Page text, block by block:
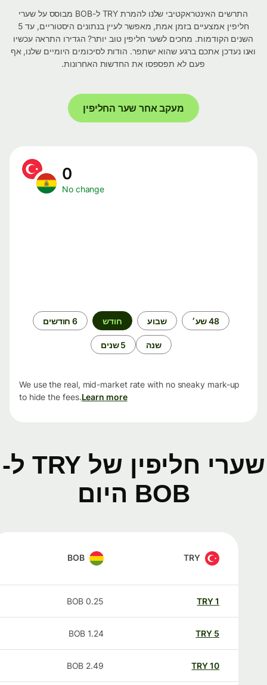
התרשים האינטראקטיבי שלנו להמרת TRY ל-BOB מבוסס על שערי
חליפין אמצעיים בזמן אמת, מאפשר לעיין בנתונים היסטוריים, עד 5
השנים הקודמות. מחכים לשער חליפין טוב יותר? הגדירו התראה עכשיו
ואנו נעדכן אתכם ברגע שהוא ישתפר. הודות לסיכומים היומיים שלנו, אף
פעם לא תפספסו את החדשות האחרונות.
מעקב אחר שער החליפין
No change
48 שע׳ שבוע חודש 6 חודשים
שנה 5 שנים
We use the real, mid-market rate with no sneaky mark-up
to hide the fees.Learn more
שערי חליפין של TRY ל-
BOB היום
TRY
BOB
TRY
0.25
BOB
TRY
1.24
BOB
TRY
2.49
BOB